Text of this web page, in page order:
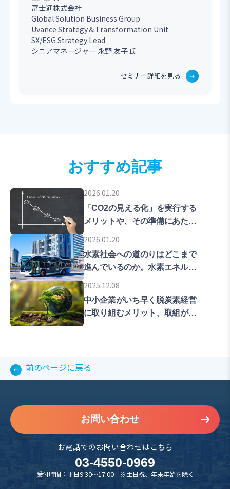
富士通株式会社
Global Solution Business Group
Uvance Strategy＆Transformation Unit
SX/ESG Strategy Lead
シニアマネージャー 永野 友子 氏
セミナー詳細を見る
おすすめ記事
2026.01.20
「CO2の見える化」を実行する
メリットや、その準備にあたっ
ての留意点などを解説します。
2026.01.20
水素社会への道のりはどこまで
進んでいるのか。水素エネルギ
ーの普及拡大をめざす東京の現
在地を解説します。
2025.12.08
中小企業がいち早く脱炭素経営
に取り組むメリット、取組が遅
れた時のリスクについて解説し
前のページに戻る
お問い合わせ
お電話でのお問い合わせはこちら
03-4550-0969
受付時間：平日9:30～17:00 ※土日祝、年末年始を除く